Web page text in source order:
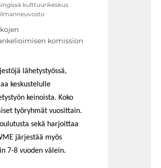
kulttuurikeskus
komission
lähetystyössä,
keskustelulle
keinoista. Koko
työryhmät vuosittain.
sekä harjoittaa
järjestää myös
7-8 vuoden välein.